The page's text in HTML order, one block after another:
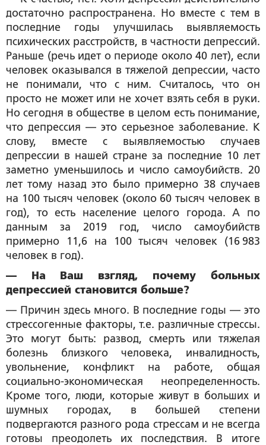
достаточно распространена. Но вместе с тем в
последние годы улучшилась выявля­емость
психических расстройств, в частности депрессий.
Раньше (речь идет о периоде около 40 лет), если
человек оказывался в тяжелой депрессии, часто
не понимали, что с ним. Считалось, что он
просто не может или не хочет взять себя в руки.
Но сегодня в обществе в целом есть понимание,
что депрессия — это серьезное заболевание. К
слову, вместе с выявляемостью случаев
депрессии в нашей стране за последние 10 лет
заметно уменьшилось и число самоубийств. 20
лет тому назад это было примерно 38 случаев
на 100 тысяч человек (около 60 тысяч человек в
год), то есть население целого города. А по
данным за 2019 год, число самоубийств
примерно 11,6 на 100 тысяч человек (16 983
человек в год).
— На Ваш взгляд, почему больных
депрессией становится больше?
— Причин здесь много. В последние годы — это
стрессогенные факторы, т.е. различные стрессы.
Это могут быть: развод, смерть или тяжелая
болезнь близкого человека, инвалидность,
увольнение, конфликт на работе, общая
социально-экономическая неопределенность.
Кроме того, люди, которые живут в больших и
шумных городах, в большей степени
подвергаются разного рода стрессам и не всегда
готовы преодолеть их последствия. В итоге